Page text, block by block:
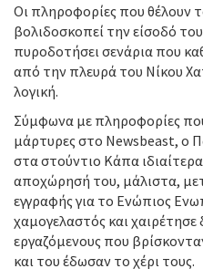
Οι πληροφορίες που θέλουν
βολιδοσκοπεί την είσοδό
πυροδοτήσει σενάρια που
από την πλευρά του Νίκου
λογική.
Σύμφωνα με πληροφορίες
μάρτυρες στο Newsbeast, ο
στα στούντιο Κάπα
αποχώρησή του, μάλιστα,
εγγραφής για το Ενώπιος
χαμογελαστός και χαιρέτησε
εργαζόμενους που
και του έδωσαν το χέρι τους.